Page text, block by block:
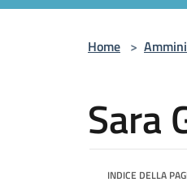
Home >
Sara
INDICE DELLA